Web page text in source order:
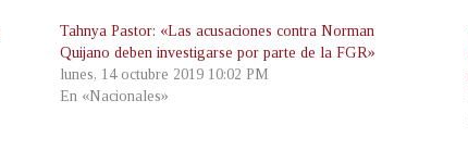
Tahnya Pastor: «Las acusaciones contra Norman
Quijano deben investigarse por parte de la FGR»
lunes, 14 octubre 2019 10:02 PM
En «Nacionales»